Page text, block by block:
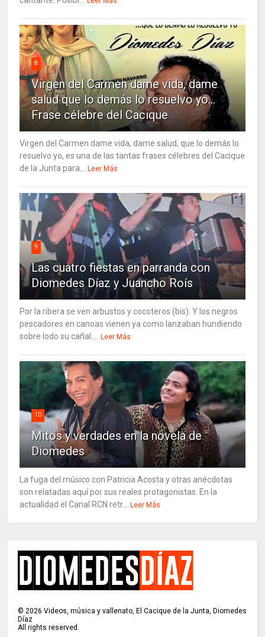
8
Virgen del Carmen dame vida, dame
salud que lo demás lo resuelvo yo…
Frase célebre del Cacique
Virgen del Carmen dame vida, dame salud, que lo demás lo
resuelvo yo, es una de las tantas frases célebres del Cacique
de la Junta para...
Leer Más
9
Las cuatro fiestas en parranda con
Diomedes Díaz y Juancho Roís
Por la ribera se ven arbustos y cocoteros (bis). Y los negros
pescadores en canoas vienen ya como lanzaban hundiendo
sobre lodo su cañal....
Leer Más
10
Mitos y verdades en la novela de
Diomedes
La fuga del músico con Patricia Acosta y otras anécdotas
son relatadas aquí por sus reales protagonistas. En la
actualidad el Canal RCN retr...
Leer Más
© 2026 Videos, música y vallenato, El Cacique de la Junta, Diomedes
Díaz
All rights reserved.